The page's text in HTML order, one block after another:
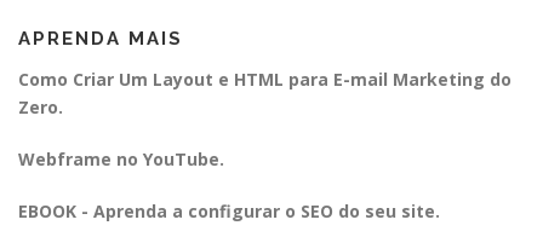
APRENDA MAIS
Como Criar Um Layout e HTML para E-mail Marketing do
Zero.
Webframe no YouTube.
EBOOK - Aprenda a configurar o SEO do seu site.